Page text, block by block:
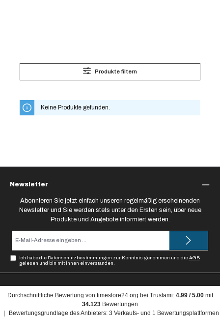
Produkte filtern
Keine Produkte gefunden.
Durchschnittliche Bewertung von timestore24.org bei Trustami: 4.99/5.00mit
34.123 Bewertungen
|
Bewertungsgrundlage des Anbieters: 3 Verkaufs- und 1 Bewertungsplattformen
Newsletter
Abonnieren Sie jetzt einfach unseren regelmäßig erscheinenden
Newsletter und Sie werden stets unter den Ersten sein, über neue
Produkte und Angebote informiert werden.
Ich habe die Datenschutzbestimmungen zur Kenntnis genommen und dieAGB
gelesen und bin mit ihnen einverstanden.